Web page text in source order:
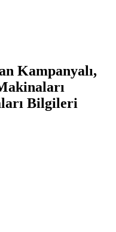
Kampanyalı,
Bilgileri